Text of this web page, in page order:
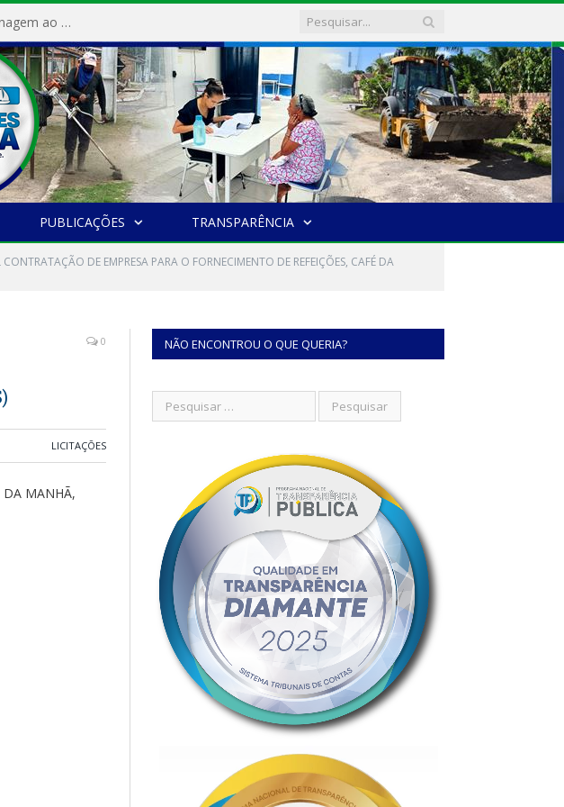
Prefeitura de Magalhães Barata realiza evento em homenagem ao Dia Internacional da Mulher
PUBLICAÇÕES TRANSPARÊNCIA
DE EMPRESA PARA O FORNECIMENTO DE REFEIÇÕES, CAFÉ DA
0
LICITAÇÕES
DA MANHÃ,
NÃO ENCONTROU O QUE QUERIA?